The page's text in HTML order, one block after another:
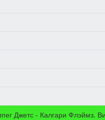
Джетс - Калгари Флэймз.